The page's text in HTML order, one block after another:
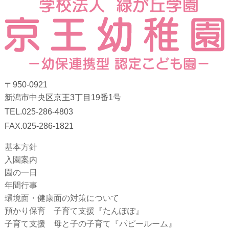
〒950-0921
新潟市中央区京王3丁目19番1号
TEL.025-286-4803
FAX.025-286-1821
基本方針
入園案内
園の一日
年間行事
環境面・健康面の対策について
預かり保育 子育て支援『たんぽぽ』
子育て支援 母と子の子育て『パピールーム』